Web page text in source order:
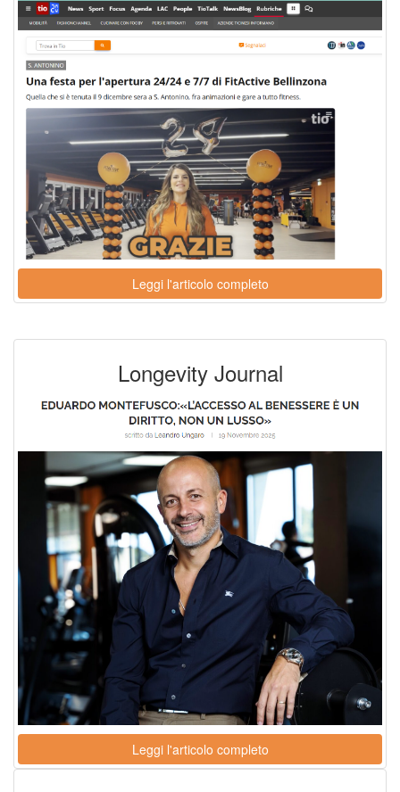
Leggi l'articolo completo
Longevity Journal
Leggi l'articolo completo